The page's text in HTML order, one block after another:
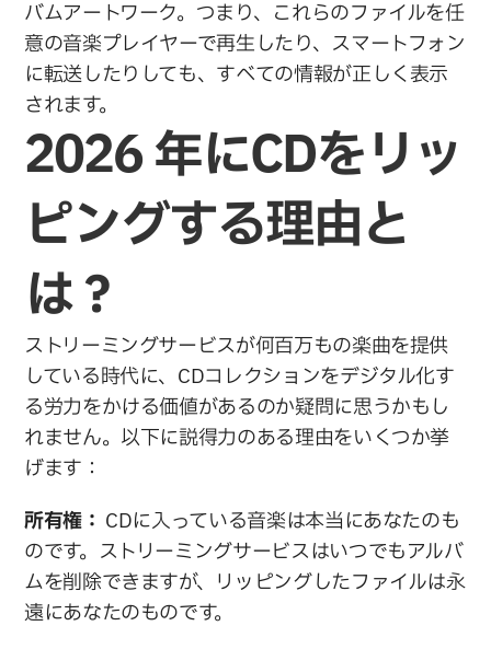
バムアートワーク。つまり、これらのファイルを任
意の音楽プレイヤーで再生したり、スマートフォン
に転送したりしても、すべての情報が正しく表示
されます。
2026 年にCDをリッ
ピングする理由と
は？
ストリーミングサービスが何百万もの楽曲を提供
している時代に、CDコレクションをデジタル化す
る労力をかける価値があるのか疑問に思うかもし
れません。以下に説得力のある理由をいくつか挙
げます：
所有権： CDに入っている音楽は本当にあなたのも
のです。ストリーミングサービスはいつでもアルバ
ムを削除できますが、リッピングしたファイルは永
遠にあなたのものです。